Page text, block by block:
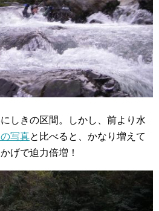
しきの区間。しかし、前より水
写真と比べると、かなり増えて
げで迫力倍増！